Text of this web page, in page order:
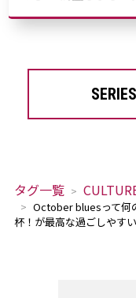
タグ一覧
October bluesって何
杯！が最高な過ごしやす